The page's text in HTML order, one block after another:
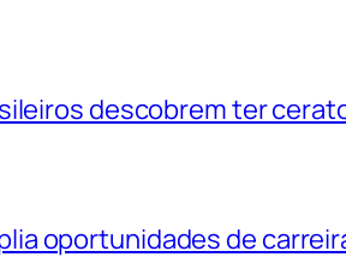
descobrem ter
oportunidades de